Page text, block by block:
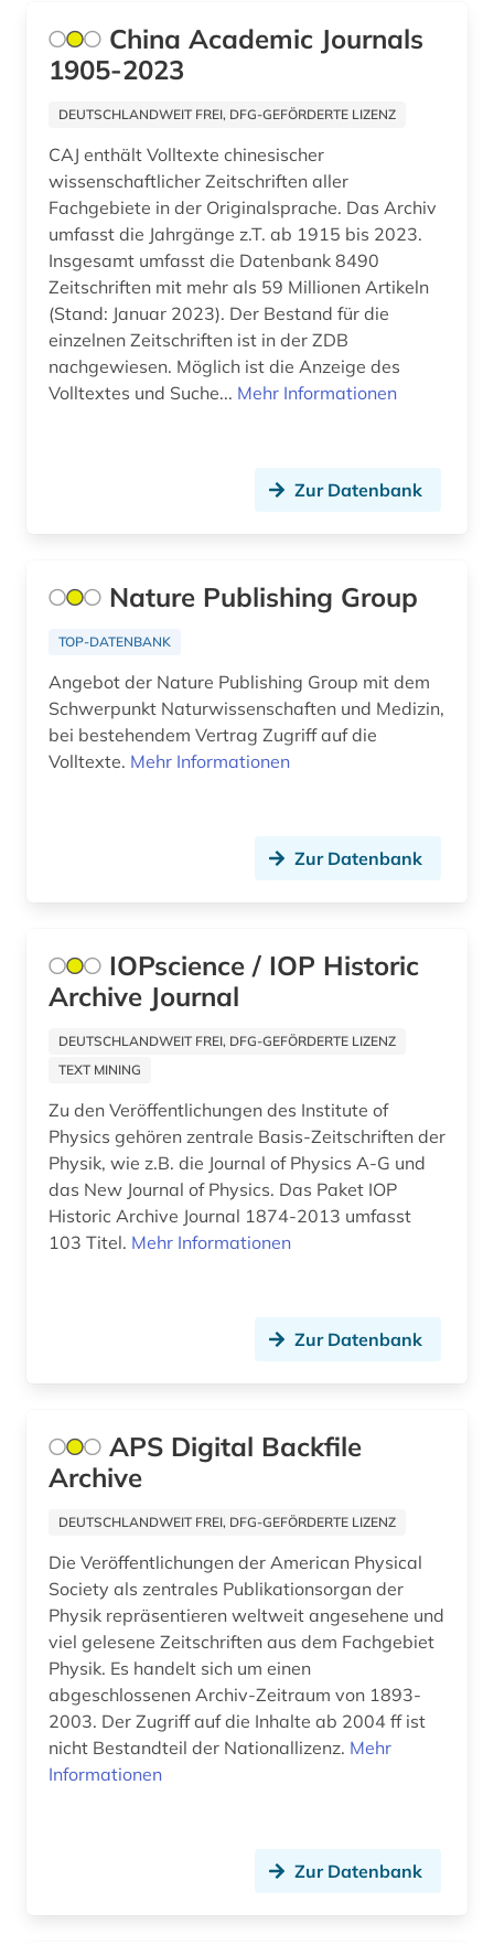
münchen (1)
naher osten (1)
nanolithographie (1)
nanophotonik (1)
naturschutz (1)
naturstoffchemie (1)
naturwissenschaft (1)
naturwissenschaften (9)
neuseeland (1)
online-ressource (1)
open access (3)
paläontologie (1)
periodika (1)
persisch (1)
personal computer (1)
pharmazie (11)
physik (8)
physikalische chemie (1)
polen (2)
politik (9)
portugal (1)
presse (4)
pressearchiv (2)
primärquelle (1)
China Academic Journals
1905-2023
DEUTSCHLANDWEIT FREI, DFG-GEFÖRDERTE LIZENZ
CAJ enthält Volltexte chinesischer
wissenschaftlicher Zeitschriften aller
Fachgebiete in der Originalsprache. Das Archiv
umfasst die Jahrgänge z.T. ab 1915 bis 2023.
Insgesamt umfasst die Datenbank 8490
Zeitschriften mit mehr als 59 Millionen Artikeln
(Stand: Januar 2023). Der Bestand für die
einzelnen Zeitschriften ist in der ZDB
nachgewiesen. Möglich ist die Anzeige des
Volltextes und Suche... Mehr Informationen
Zur Datenbank
Nature Publishing Group
TOP-DATENBANK
Angebot der Nature Publishing Group mit dem
Schwerpunkt Naturwissenschaften und Medizin,
bei bestehendem Vertrag Zugriff auf die
Volltexte. Mehr Informationen
Zur Datenbank
IOPscience / IOP Historic
Archive Journal
DEUTSCHLANDWEIT FREI, DFG-GEFÖRDERTE LIZENZ
TEXT MINING
Zu den Veröffentlichungen des Institute of
Physics gehören zentrale Basis-Zeitschriften der
Physik, wie z.B. die Journal of Physics A-G und
das New Journal of Physics. Das Paket IOP
Historic Archive Journal 1874-2013 umfasst
103 Titel. Mehr Informationen
Zur Datenbank
APS Digital Backfile
Archive
DEUTSCHLANDWEIT FREI, DFG-GEFÖRDERTE LIZENZ
Die Veröffentlichungen der American Physical
Society als zentrales Publikationsorgan der
Physik repräsentieren weltweit angesehene und
viel gelesene Zeitschriften aus dem Fachgebiet
Physik. Es handelt sich um einen
abgeschlossenen Archiv-Zeitraum von 1893-
2003. Der Zugriff auf die Inhalte ab 2004 ff ist
nicht Bestandteil der Nationallizenz. Mehr
Informationen
Zur Datenbank